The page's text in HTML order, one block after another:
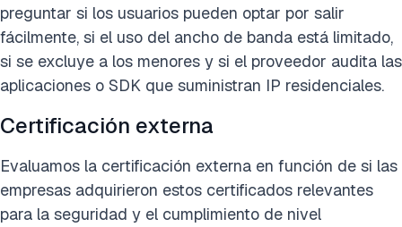
preguntar si los usuarios pueden optar por salir
fácilmente, si el uso del ancho de banda está limitado,
si se excluye a los menores y si el proveedor audita las
aplicaciones o SDK que suministran IP residenciales.
Certificación externa
Evaluamos la certificación externa en función de si las
empresas adquirieron estos certificados relevantes
para la seguridad y el cumplimiento de nivel